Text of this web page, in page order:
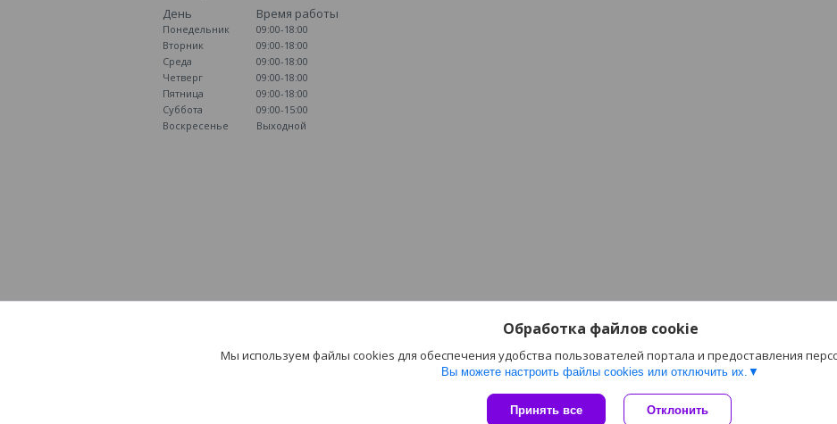
День
Время работы
Понедельник
09:00-18:00
Вторник
09:00-18:00
Среда
09:00-18:00
Четверг
09:00-18:00
Пятница
09:00-18:00
Суббота
09:00-15:00
Воскресенье
Выходной
Сайт создан на платформе Deal.by
Обработка файлов cookie
Мы используем файлы cookies для обеспечения удобства пользователей портала и предоставления
Вы можете настроить файлы cookies или отключить их.
Принять все Отклонить